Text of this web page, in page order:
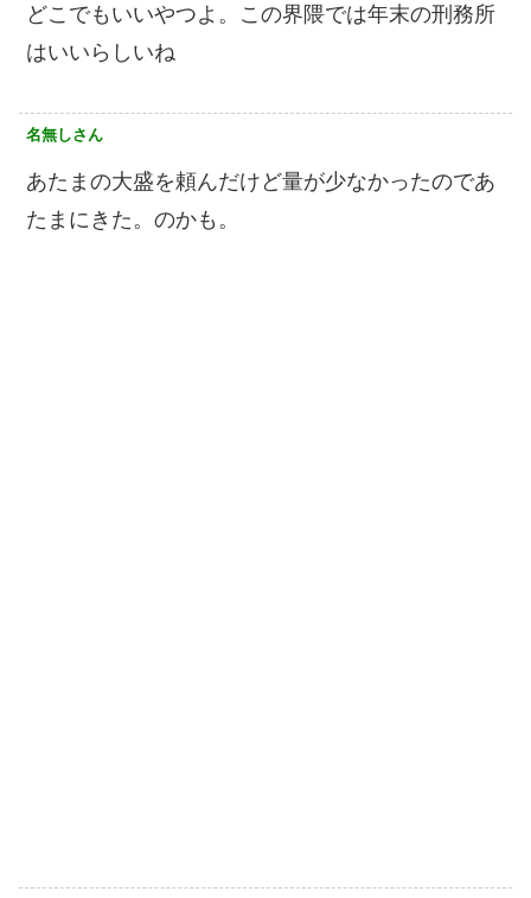
どこでもいいやつよ。この界隈では年末の刑務所
はいいらしいね
名無しさん
あたまの大盛を頼んだけど量が少なかったのであ
たまにきた。のかも。